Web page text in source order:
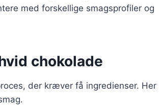
med forskellige smagsprofiler og
chokolade
der kræver få ingredienser. Her